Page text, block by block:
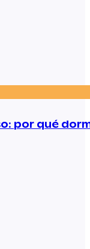
por qué